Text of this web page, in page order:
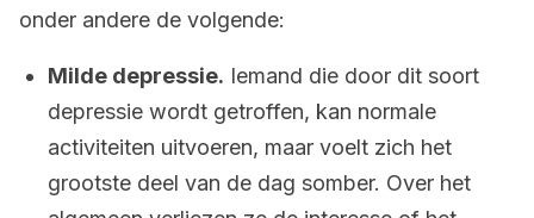
onder andere de volgende:
Milde depressie. Iemand die door dit soort
depressie wordt getroffen, kan normale
activiteiten uitvoeren, maar voelt zich het
grootste deel van de dag somber. Over het